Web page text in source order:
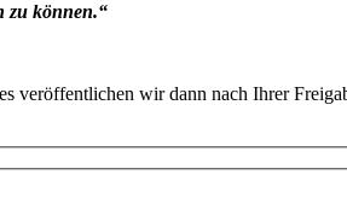
zu können.“
veröffentlichen wir dann nach Ihrer